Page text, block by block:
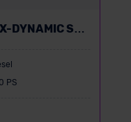
DYNAMIC SE
PS